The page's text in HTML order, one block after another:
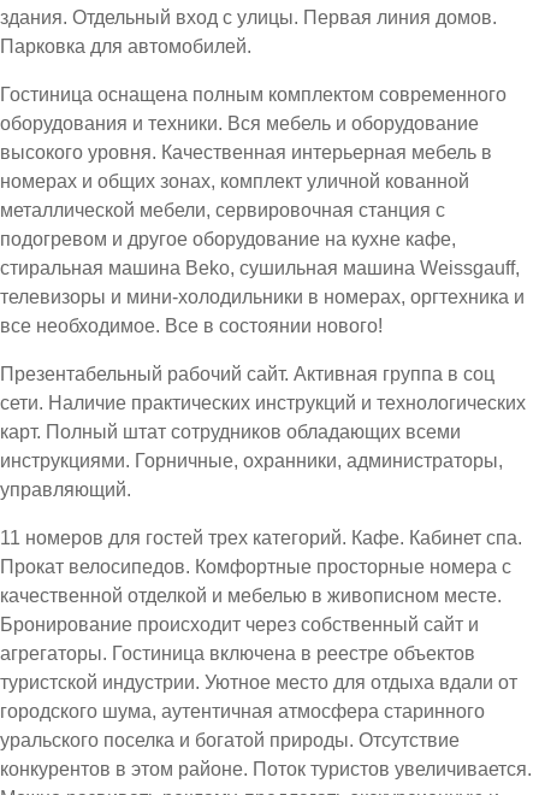
здания. Отдельный вход с улицы. Первая линия домов.
Парковка для автомобилей.
Гостиница оснащена полным комплектом современного
оборудования и техники. Вся мебель и оборудование
высокого уровня. Качественная интерьерная мебель в
номерах и общих зонах, комплект уличной кованной
металлической мебели, сервировочная станция с
подогревом и другое оборудование на кухне кафе,
стиральная машина Beko, сушильная машина Weissgauff,
телевизоры и мини-холодильники в номерах, оргтехника и
все необходимое. Все в состоянии нового!
Презентабельный рабочий сайт. Активная группа в соц
сети. Наличие практических инструкций и технологических
карт. Полный штат сотрудников обладающих всеми
инструкциями. Горничные, охранники, администраторы,
управляющий.
11 номеров для гостей трех категорий. Кафе. Кабинет спа.
Прокат велосипедов. Комфортные просторные номера с
качественной отделкой и мебелью в живописном месте.
Бронирование происходит через собственный сайт и
агрегаторы. Гостиница включена в реестре объектов
туристской индустрии. Уютное место для отдыха вдали от
городского шума, аутентичная атмосфера старинного
уральского поселка и богатой природы. Отсутствие
конкурентов в этом районе. Поток туристов увеличивается.